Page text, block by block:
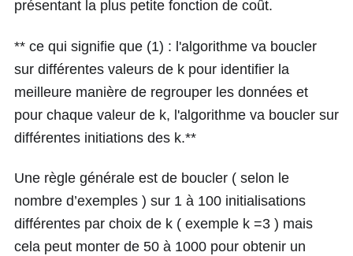
présentant la plus petite fonction de coût.
** ce qui signifie que (1) : l'algorithme va boucler
sur différentes valeurs de k pour identifier la
meilleure manière de regrouper les données et
pour chaque valeur de k, l'algorithme va boucler sur
différentes initiations des k.**
Une règle générale est de boucler ( selon le
nombre d’exemples ) sur 1 à 100 initialisations
différentes par choix de k ( exemple k =3 ) mais
cela peut monter de 50 à 1000 pour obtenir un